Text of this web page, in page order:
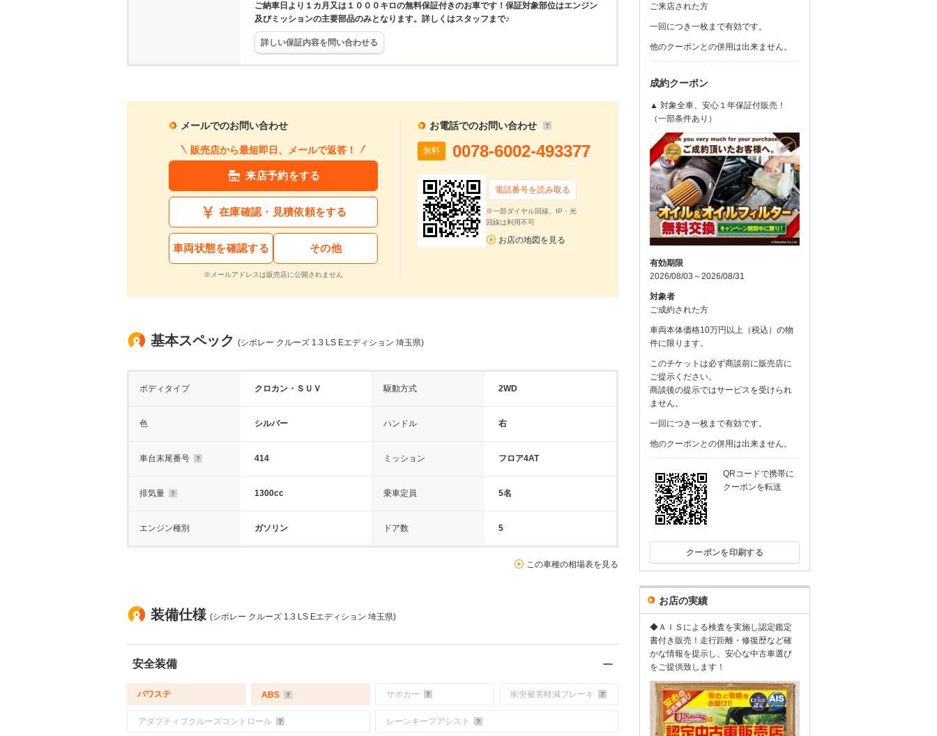
ご納車日より１カ月又は１０００キロの無料保証付きのお車です！保証対象部位はエンジン
及びミッションの主要部品のみとなります。詳しくはスタッフまで♪
詳しい保証内容を問い合わせる
メールでのお問い合わせ
販売店から最短即日、メールで返答！
来店予約をする
在庫確認・見積依頼をする
車両状態を確認する その他
※メールアドレスは販売店に公開されません
お電話でのお問い合わせ
無料 0078-6002-493377
電話番号を読み取る
※一部ダイヤル回線、IP・光
回線は利用不可
お店の地図を見る
基本スペック (シボレー クルーズ 1.3 LS Eエディション 埼玉県)
ボディタイプ クロカン・ＳＵＶ 駆動方式 2WD
色 シルバー ハンドル 右
車台末尾番号 414 ミッション フロア4AT
排気量 1300cc 乗車定員 5名
エンジン種別 ガソリン ドア数 5
この車種の相場表を見る
装備仕様 (シボレー クルーズ 1.3 LS Eエディション 埼玉県)
安全装備
パワステ ABS サポカー 衝突被害軽減ブレーキ
アダプティブクルーズコントロール レーンキープアシスト
ご来店された方
一回につき一枚まで有効です。
他のクーポンとの併用は出来ません。
成約クーポン
▲ 対象全車、安心１年保証付販売！
（一部条件あり）
有効期限
2026/08/03～2026/08/31
対象者
ご成約された方
車両本体価格10万円以上（税込）の物
件に限ります。
このチケットは必ず商談前に販売店に
ご提示ください。
商談後の提示ではサービスを受けられ
ません。
一回につき一枚まで有効です。
他のクーポンとの併用は出来ません。
QRコードで携帯に
クーポンを転送
クーポンを印刷する
お店の実績
◆ＡＩＳによる検査を実施し認定鑑定
書付き販売！走行距離・修復歴など確
かな情報を提示し、安心な中古車選び
をご提供致します！